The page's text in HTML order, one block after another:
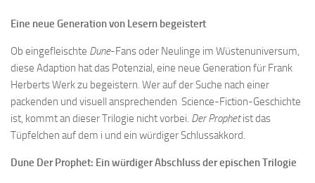
Eine neue Generation von Lesern begeistert
Ob eingefleischte Dune-Fans oder Neulinge im Wüstenuniversum,
diese Adaption hat das Potenzial, eine neue Generation für Frank
Herberts Werk zu begeistern. Wer auf der Suche nach einer
packenden und visuell ansprechenden Science-Fiction-Geschichte
ist, kommt an dieser Trilogie nicht vorbei. Der Prophetist das
Tüpfelchen auf dem i und ein würdiger Schlussakkord.
Dune Der Prophet: Ein würdiger Abschluss der epischen Trilogie